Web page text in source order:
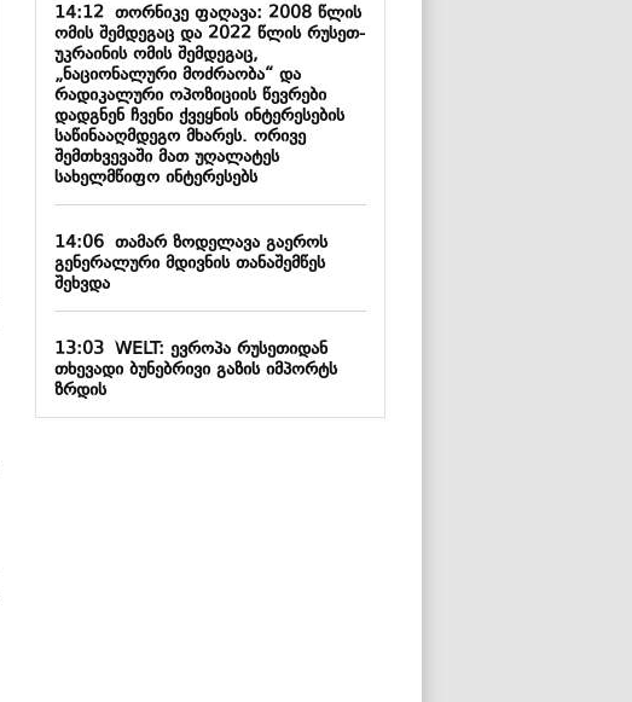
14:12თორნიკე ფაღავა: 2008 წლის
ომის შემდეგაც და 2022 წლის რუსეთ-
უკრაინის ომის შემდეგაც,
„ნაციონალური მოძრაობა“ და
რადიკალური ოპოზიციის წევრები
დადგნენ ჩვენი ქვეყნის ინტერესების
საწინააღმდეგო მხარეს. ორივე
შემთხვევაში მათ უღალატეს
სახელმწიფო ინტერესებს
14:06თამარ ზოდელავა გაეროს
გენერალური მდივნის თანაშემწეს
შეხვდა
13:03WELT: ევროპა რუსეთიდან
თხევადი ბუნებრივი გაზის იმპორტს
ზრდის